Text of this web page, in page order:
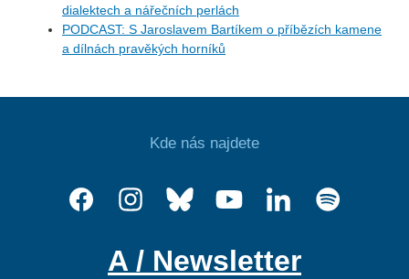
dialektech a nářečních perlách
PODCAST: S Jaroslavem Bartíkem o příbězích kamene
a dílnách pravěkých horníků
Kde nás najdete
A / Newsletter